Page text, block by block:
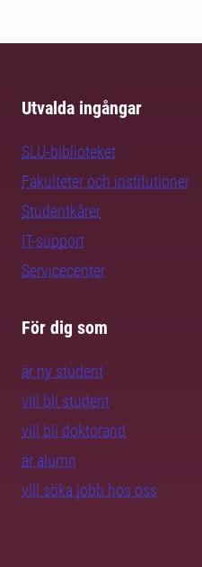
Utvalda ingångar
SLU-biblioteket
Fakulteter och institutioner
Studentkårer
IT-support
Servicecenter
För dig som
är ny student
vill bli student
vill bli doktorand
är alumn
vill söka jobb hos oss